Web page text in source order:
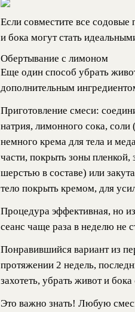
Если совместите все
и бока могут стать
Обертывание с лимоном
Еще один способ убрать
дополнительным
Приготовление смеси:
натрия, лимонного сока,
немного крема для тела и
части, покрыть зоны пленкой,
шерстью в составе) или
тело покрыть кремом, для
Процедура эффективная, но
сеанс чаще раза в неделю не
Понравившийся вариант из
протяжении 2 недель,
захотеть, убрать живот и
Это важно знать! Любую